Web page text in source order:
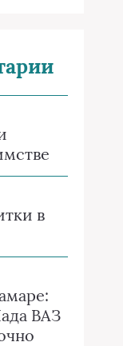
в
ВАЗ